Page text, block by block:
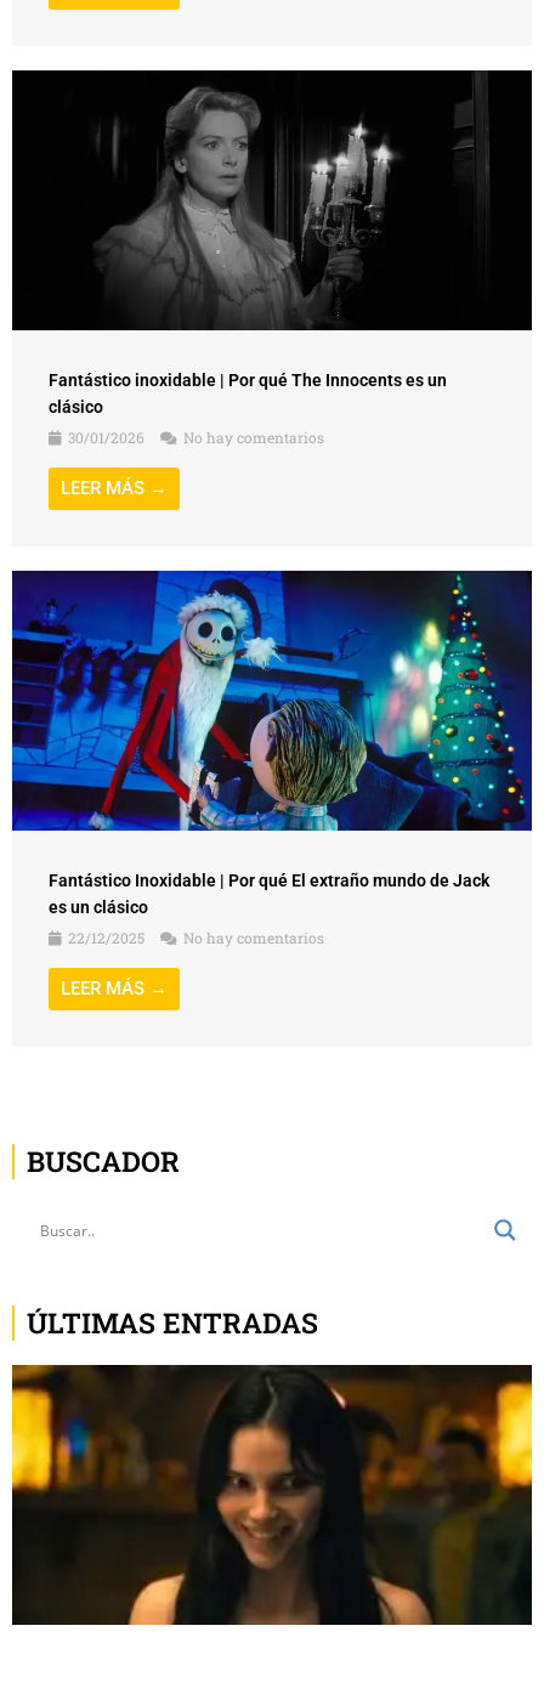
Fantástico inoxidable | Por qué The Innocents es un
clásico
30/01/2026
No hay comentarios
LEER MÁS →
Fantástico Inoxidable | Por qué El extraño mundo de Jack
es un clásico
22/12/2025
No hay comentarios
LEER MÁS →
BUSCADOR
ÚLTIMAS ENTRADAS